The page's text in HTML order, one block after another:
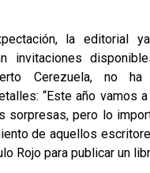
la editorial
invitaciones
Cerezuela, no
“Este año vamos
sorpresas, pero lo
de aquellos
Rojo para publicar un